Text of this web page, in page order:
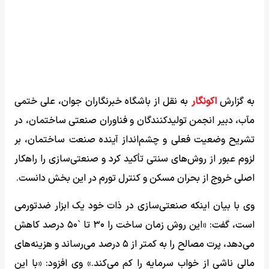
به گزارشاکونگار به نقل از باشگاه خبرنگاران جوان، علی ختمی
مآب، دبیر انجمن تولیدکنندگان و فناوران صنعتی ساختمان، در
تشریح وضعیت فعلی و چشم‌انداز آینده صنعت ساختمان، بر
لزوم عبور از روش‌های سنتی تأکید کرد و صنعتی‌سازی را راهکار
اصلی خروج از بحران مسکن و کنترل تورم در این بخش دانست.
وی با بیان اینکه صنعتی‌سازی در ذات خود یک ابزار ضدتورمی
است، گفت: «این روش زمان ساخت را ۳۰ تا `۵۰ درصد کاهش
می‌دهد، پرت مصالح را به کمتر از ۵ درصد می‌رساند و هزینه‌های
مالی ناشی از خواب سرمایه را کم می‌کند.» وی افزود: «با این